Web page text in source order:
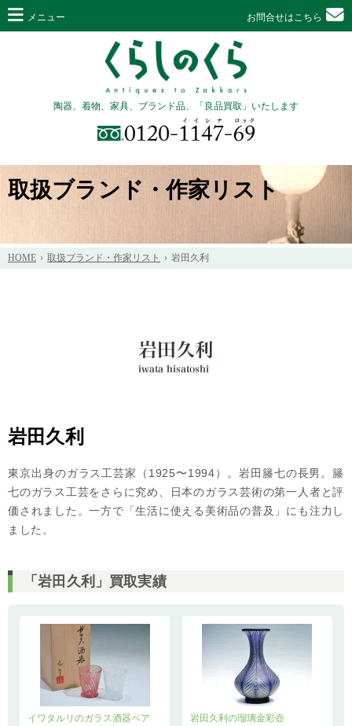
メニュー お問合せはこちら
陶器、着物、家具、ブランド品、「良品買取」いたします
取扱ブランド・作家リスト
HOME 取扱ブランド・作家リスト 岩田久利
岩田久利
東京出身のガラス工芸家（1925〜1994）。岩田籐七の長男。籐
七のガラス工芸をさらに究め、日本のガラス芸術の第一人者と評
価されました。一方で「生活に使える美術品の普及」にも注力し
ました。
「岩田久利」買取実績
イワタルリのガラス酒器ペア 岩田久利の瑠璃金彩壺